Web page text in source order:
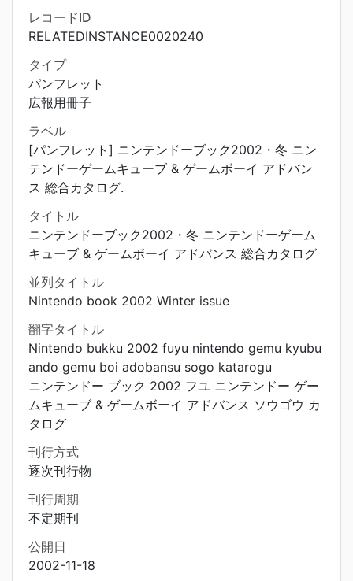
レコードID
RELATEDINSTANCE0020240
タイプ
パンフレット
広報用冊子
ラベル
[パンフレット] ニンテンドーブック2002・冬 ニン
テンドーゲームキューブ & ゲームボーイ アドバン
ス 総合カタログ.
タイトル
ニンテンドーブック2002・冬 ニンテンドーゲーム
キューブ & ゲームボーイ アドバンス 総合カタログ
並列タイトル
Nintendo book 2002 Winter issue
翻字タイトル
Nintendo bukku 2002 fuyu nintendo gemu kyubu
ando gemu boi adobansu sogo katarogu
ニンテンドー ブック 2002 フユ ニンテンドー ゲー
ムキューブ & ゲームボーイ アドバンス ソウゴウ カ
タログ
刊行方式
逐次刊行物
刊行周期
不定期刊
公開日
2002-11-18